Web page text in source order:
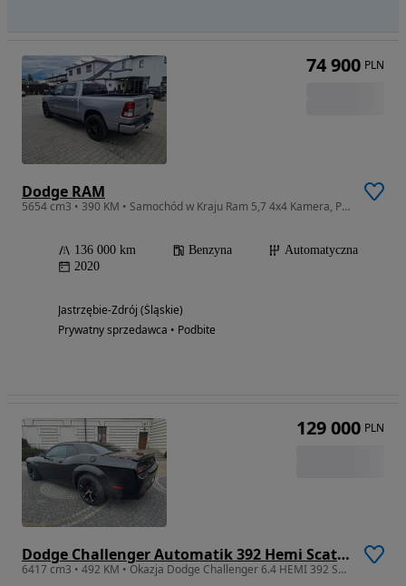
Dodge RAM
5654 cm3 • 390 KM • Samochód w Kraju Ram 5,7 4x4 Kamera, Pakiet Black
136 000 km Benzyna
Automatyczna
2020
Jastrzębie-Zdrój (Śląskie)
Prywatny sprzedawca • Podbite
74 900 PLN
Dodge Challenger Automatik 392 Hemi Scat Pack Shaker
6417 cm3 • 492 KM • Okazja Dodge Challenger 6.4 HEMI 392 SCAT PACK 492 KM OKAZJA
129 000 PLN